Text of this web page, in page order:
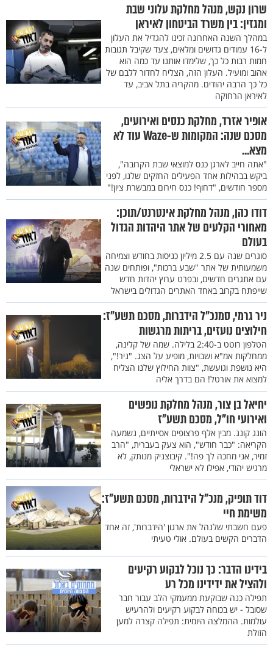
שרון נקש, מנהל מחלקת עלוני שבת
ומגזין: בין משרד הביטחון לאיראן
במהלך השנה האחרונה זכינו להגדיל את העלון
ל-16 עמודים גדושים ומלאים, צעד שקיבל תגובות
חמות רבות כל כך, שלימדו אותנו עד כמה הוא
אהוב ומועיל. העלון הזה, הצליח לחדור ללבם של
כל כך הרבה יהודים. מהקריה בתל אביב, עד
לאיראן הרחוקה
אופיר אזרד, מחלקת כנסים ואירועים,
מסכם שנה: המקומות ש-Waze עוד לא
מצא...
"אתה חייב לארגן כנס למוצאי שבת הקרובה",
ביקש בבהילות אחד הפעילים החזקים שלנו, לפני
מספר חודשים, "דחוף! כנס חירום במבשרת ציון!"
דודו כהן, מנהל מחלקת אינטרנט/תוכן:
מאחורי הקלעים של אתר היהדות הגדול
בעולם
סוגרים שנה עם 2.5 מיליון כניסות בחודש וצמיחה
משמעותית של אתר "שבע ברכות", ופותחים שנה
עם אתגרים חדשים, ובפרט ערוץ יהדות חדש
שייפתח בקרוב באחד האתרים הגדולים בישראל
ניר גרמי, סמנכ"ל הידברות, מסכם תשע"ז:
חילוצים נועזים, בריתות מרגשות
הטלפון רוטט ב-2:40 בלילה. שמה של קלינה,
ממחלקות אמ"א ושבויות, מופיע על הצג. "ניר!",
היא נושפת וגועשת, "צוות החילוץ שלנו הצליח
למצוא את אורטל! הם בדרך אליה
יחיאל בן צור, מנהל מחלקת נופשים
ואירועי חו"ל, מסכם תשע"ז
הונג קונג. מבין אלף פרצופים אסייתיים, נשמעה
הקריאה: "כבר חודש", הוא צעק בעברית, "הרב
זמיר, אני מחכה לך פה!". קיבוצניק מנותק, לא
מרגיש יהודי, אפילו לא ישראלי
דוד תופיק, מנכ"ל הידברות, מסכם תשע"ז:
משימת חיי
פעם חשבתי שלנהל את ארגון 'הידברות', זה אחד
הדברים הקשים בעולם. אולי טעיתי
בידינו הדבר: כך נוכל לבקוע רקיעים
ולהציל את ידידינו מכל רע
תפילה כנה שבוקעת ממעמקי הלב עבור חבר
שסובל - יש בכוחה לבקוע רקיעים ולהרעיש
עולמות. ההמלצה היומית: תפילה קצרה למען
הזולת